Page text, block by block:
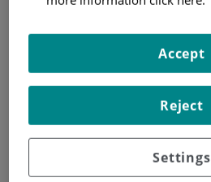
Teaching
Settings
Reject
Accept